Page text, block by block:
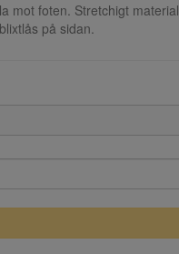
mot foten. Stretchigt material
på sidan.